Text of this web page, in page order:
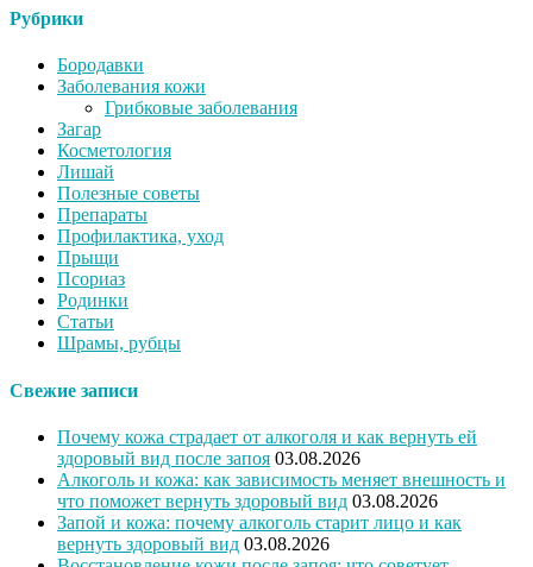
Рубрики
Бородавки
Заболевания кожи
Грибковые заболевания
Загар
Косметология
Лишай
Полезные советы
Препараты
Профилактика, уход
Прыщи
Псориаз
Родинки
Статьи
Шрамы, рубцы
Свежие записи
Почему кожа страдает от алкоголя и как вернуть ей
здоровый вид после запоя 03.08.2026
Алкоголь и кожа: как зависимость меняет внешность и
что поможет вернуть здоровый вид 03.08.2026
Запой и кожа: почему алкоголь старит лицо и как
вернуть здоровый вид 03.08.2026